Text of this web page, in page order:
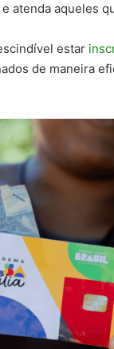
atenda aqueles
estar
de maneira